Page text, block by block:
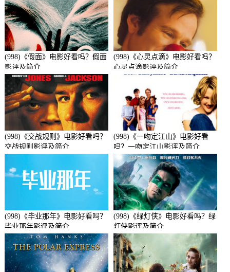
(998)《假面》电影好看吗？假面
影评及简介
(998)《心灵点滴》电影好看吗？
心灵点滴影评及简介
(998)《交战规则》电影好看吗？
交战规则影评及简介
(998)《一吻定江山》电影好看
吗？一吻定江山影评及简介
(998)《毕业那年》电影好看吗？
毕业那年影评及简介
(998)《绿灯侠》电影好看吗？绿
灯侠影评及简介